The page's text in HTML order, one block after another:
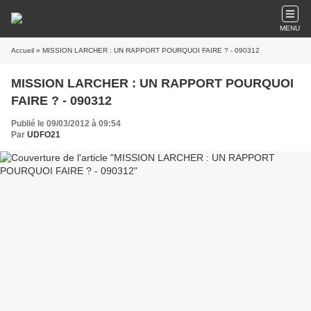
MENU
Accueil » MISSION LARCHER : UN RAPPORT POURQUOI FAIRE ? - 090312
MISSION LARCHER : UN RAPPORT POURQUOI
FAIRE ? - 090312
Publié le 09/03/2012 à 09:54
Par UDFO21